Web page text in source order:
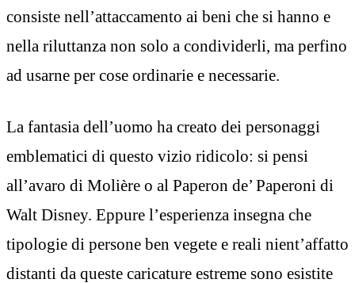
consiste nell’attaccamento ai beni che si hanno e
nella riluttanza non solo a condividerli, ma perfino
ad usarne per cose ordinarie e necessarie.
La fantasia dell’uomo ha creato dei personaggi
emblematici di questo vizio ridicolo: si pensi
all’avaro di Molière o al Paperon de’ Paperoni di
Walt Disney. Eppure l’esperienza insegna che
tipologie di persone ben vegete e reali nient’affatto
distanti da queste caricature estreme sono esistite